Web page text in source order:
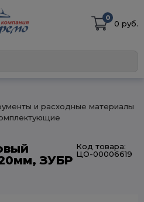
0
0 руб.
и расходные материалы
ЗУБР
Код товара:
ЦО-00006619